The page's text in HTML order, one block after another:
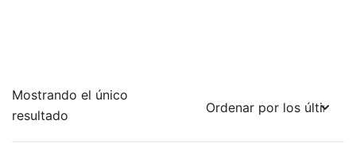
Mostrando el único
resultado